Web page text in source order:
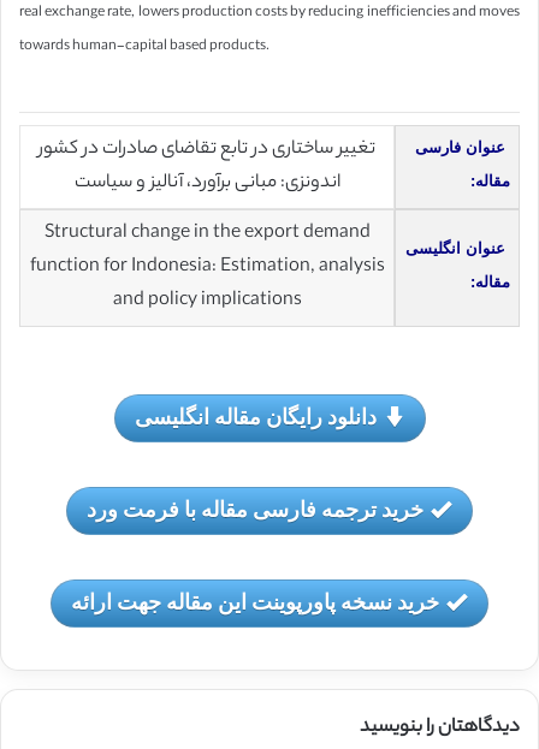
real exchange rate, lowers production costs by reducing inefficiencies and moves
towards human-capital based products.
عنوان فارسی
مقاله:
تغییر ساختاری در تابع تقاضای صادرات در کشور
اندونزی: مبانی برآورد، آنالیز و سیاست
عنوان انگلیسی
مقاله:
Structural change in the export demand
function for Indonesia: Estimation, analysis
and policy implications
دانلود رایگان مقاله انگلیسی
خرید ترجمه فارسی مقاله با فرمت ورد
خرید نسخه پاورپوینت این مقاله جهت ارائه
دیدگاهتان را بنویسید